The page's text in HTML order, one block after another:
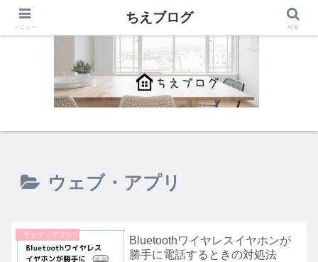
ウェブ・アプリ
ウェブ・アプリ
Bluetoothワイヤレスイヤホンが
勝手に電話するときの対処法
メニュー
ちえブログ
検索